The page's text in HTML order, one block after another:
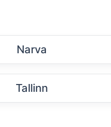
Narva
Tallinn